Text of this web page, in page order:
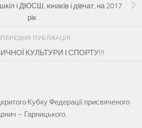
і ДЮСШ, юнаків і дівчат, на 2017
рік
ПУБЛІКАЦІЯ
КУЛЬТУРИ І СПОРТУ!!!
Кубку Федерації присвяченого
– Гарницького.